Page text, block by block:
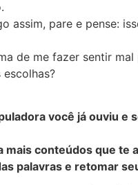
assim, pare e pense:
de me fazer sentir mal
você já ouviu e
mais conteúdos que te
palavras e retomar